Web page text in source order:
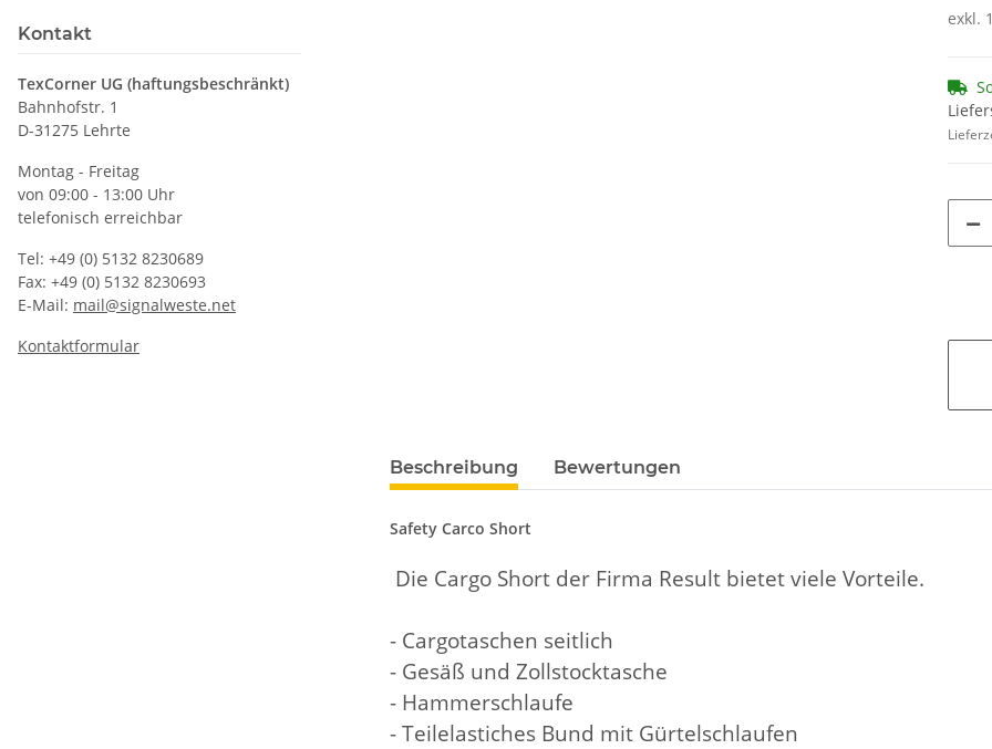
exkl.
Beschreibung Bewertungen
Safety Carco Short
Die Cargo Short der Firma Result bietet viele Vorteile.
- Cargotaschen seitlich
- Gesäß und Zollstocktasche
- Hammerschlaufe
- Teilelastiches Bund mit Gürtelschlaufen
Kontakt
TexCorner UG (haftungsbeschränkt)
Bahnhofstr. 1
D-31275 Lehrte
Montag - Freitag
von 09:00 - 13:00 Uhr
telefonisch erreichbar
Tel: +49 (0) 5132 8230689
Fax: +49 (0) 5132 8230693
E-Mail: mail@signalweste.net
Kontaktformular